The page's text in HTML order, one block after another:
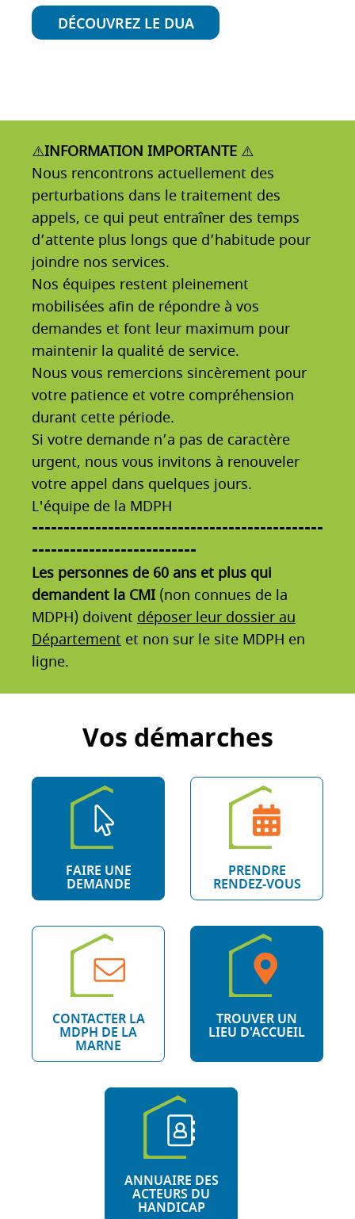
DÉCOUVREZ LE DUA
⚠️INFORMATION IMPORTANTE ⚠️
Nous rencontrons actuellement des
perturbations dans le traitement des
appels, ce qui peut entraîner des temps
d’attente plus longs que d’habitude pour
joindre nos services.
Nos équipes restent pleinement
mobilisées afin de répondre à vos
demandes et font leur maximum pour
maintenir la qualité de service.
Nous vous remercions sincèrement pour
votre patience et votre compréhension
durant cette période.
Si votre demande n’a pas de caractère
urgent, nous vous invitons à renouveler
votre appel dans quelques jours.
L'équipe de la MDPH
----------------------------------------------
--------------------------
Les personnes de 60 ans et plus qui
demandent la CMI (non connues de la
MDPH) doivent déposer leur dossier au
Département et non sur le site MDPH en
ligne.
Vos démarches
FAIRE UNE
DEMANDE
PRENDRE
RENDEZ-VOUS
CONTACTER LA
MDPH DE LA
MARNE
TROUVER UN
LIEU D'ACCUEIL
ANNUAIRE DES
ACTEURS DU
HANDICAP